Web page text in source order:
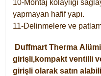
10-Montaj kolaylığı
yapmayan hafif yapı.
11-Delinmelere ve
Duffmart Therma
girişli,kompakt ventilli
girişli olarak satın